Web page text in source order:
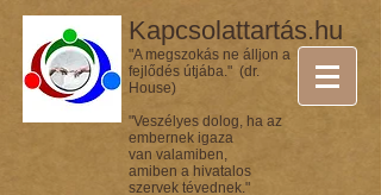
Kapcsolattartás.hu
"A megszokás ne álljon a
fejlődés útjába." (dr.
House)
"Veszélyes dolog, ha az
embernek igaza
van valamiben,
amiben a hivatalos
szervek tévednek."